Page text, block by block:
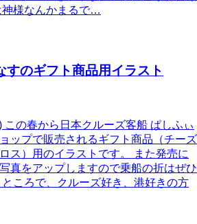
神様なんかまるで…
すのギフト商品用イラスト
この春から日本クルーズ客船 ぱしふぃ
ップで販売されるギフト商品（チーズ
ス）用のイラストです。 また発売に
真をアップしますので乗船の折はぜひ
ころで、クルーズ好き、港好きの方